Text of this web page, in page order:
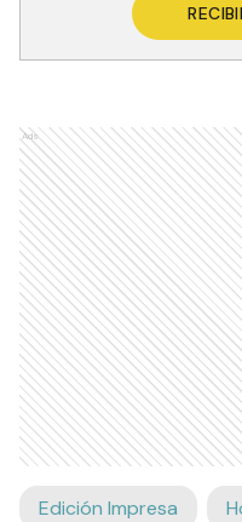
Ads
Edición Impresa